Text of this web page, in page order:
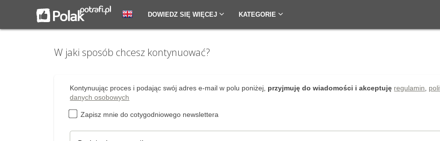
DOWIEDZ SIĘ WIĘCEJ KATEGORIE
W jaki sposób chcesz kontynuować?
Kontynuując proces i podając swój adres e-mail w polu poniżej, przyjmuję do wiadomości i akceptuję regulamin
danych osobowych
Zapisz mnie do cotygodniowego newslettera